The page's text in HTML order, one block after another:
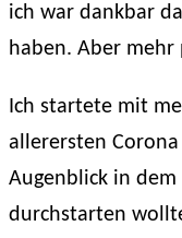
ich war dankbar
haben. Aber
Ich startete mit
allerersten
Augenblick in
durchstarten